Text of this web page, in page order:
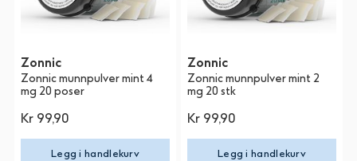
Zonnic
Zonnic munnpulver mint 4
mg 20 poser
Kr 99,90
Legg i handlekurv
Zonnic
Zonnic munnpulver mint 2
mg 20 stk
Kr 99,90
Legg i handlekurv